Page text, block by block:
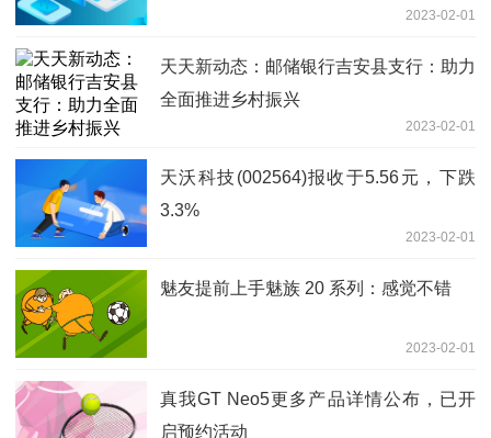
2023-02-01
天天新动态：邮储银行吉安县支行：助力
全面推进乡村振兴
2023-02-01
天沃科技(002564)报收于5.56元，下跌
3.3%
2023-02-01
魅友提前上手魅族 20 系列：感觉不错
2023-02-01
真我GT Neo5更多产品详情公布，已开
启预约活动